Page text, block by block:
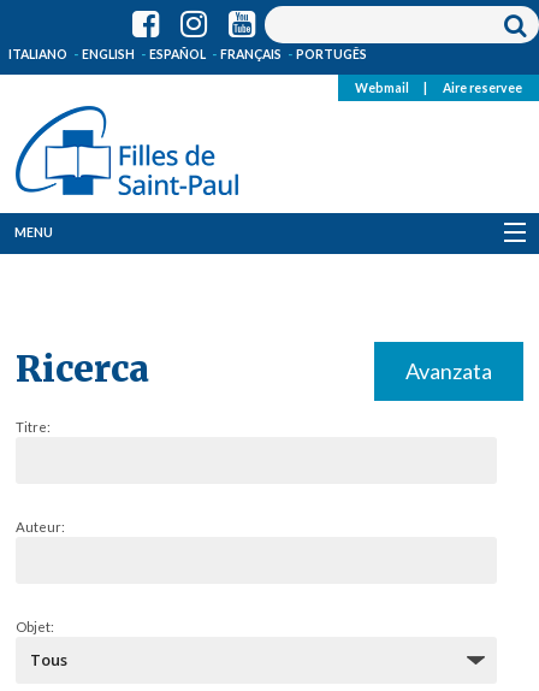
ITALIANO ENGLISH ESPAÑOL FRANÇAIS PORTUGÊS
Webmail Aire reservee
MENU
Ricerca Avanzata
Titre:
Auteur:
Objet: